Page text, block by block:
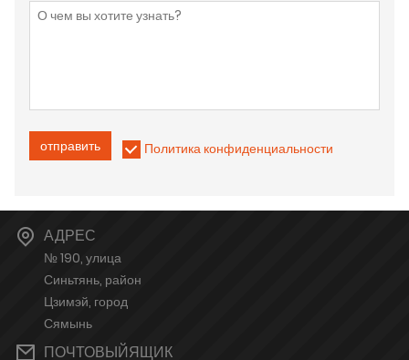
отправить Политика конфиденциальности
АДРЕС
№ 190, улица
Синьтянь, район
Цзимэй, город
Сямынь
ПОЧТОВЫЙЯЩИК